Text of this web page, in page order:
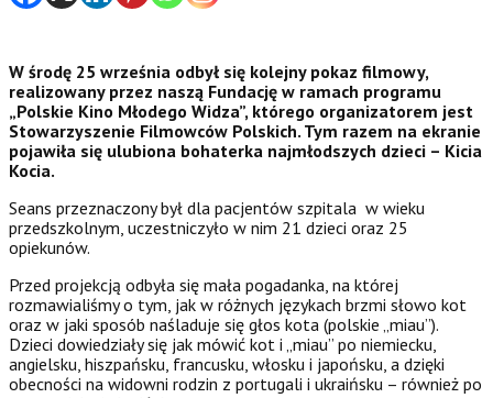
W środę 25 września odbył się kolejny pokaz filmowy,
realizowany przez naszą Fundację w ramach programu
„Polskie Kino Młodego Widza”, którego organizatorem jest
Stowarzyszenie Filmowców Polskich. Tym razem na ekranie
pojawiła się ulubiona bohaterka najmłodszych dzieci – Kicia
Kocia.
Seans przeznaczony był dla pacjentów szpitala w wieku
przedszkolnym, uczestniczyło w nim 21 dzieci oraz 25
opiekunów.
Przed projekcją odbyła się mała pogadanka, na której
rozmawialiśmy o tym, jak w różnych językach brzmi słowo kot
oraz w jaki sposób naśladuje się głos kota (polskie „miau”).
Dzieci dowiedziały się jak mówić kot i „miau” po niemiecku,
angielsku, hiszpańsku, francusku, włosku i japońsku, a dzięki
obecności na widowni rodzin z portugali i ukraińsku – również po